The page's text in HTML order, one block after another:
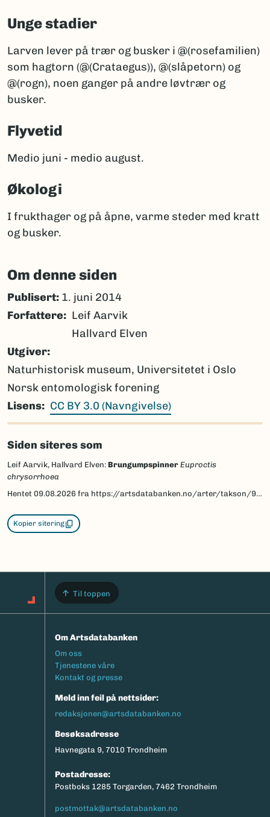
Unge stadier
Larven lever på trær og busker i @(rosefamilien)
som hagtorn (@(Crataegus)), @(slåpetorn) og
@(rogn), noen ganger på andre løvtrær og
busker.
Flyvetid
Medio juni - medio august.
Økologi
I frukthager og på åpne, varme steder med kratt
og busker.
Om denne siden
Publisert: 1. juni 2014
Forfattere
Leif Aarvik
Hallvard Elven
Utgiver
Naturhistorisk museum, Universitetet i Oslo
Norsk entomologisk forening
Lisens
CC BY 3.0 (Navngivelse)
Siden siteres som
Leif Aarvik, Hallvard Elven: Brungumpspinner Euproctis
chrysorrhoea
Hentet 09.08.2026 fra https://artsdatabanken.no/arter/takson/95225/beskrivelse
Kopier sitering
Til toppen
Om Artsdatabanken
Footermeny
Om oss
Tjenestene våre
Kontakt og presse
Meld inn feil på nettsider:
redaksjonen@artsdatabanken.no
Besøksadresse
Havnegata 9, 7010 Trondheim
Postadresse:
Postboks 1285 Torgarden, 7462 Trondheim
postmottak@artsdatabanken.no